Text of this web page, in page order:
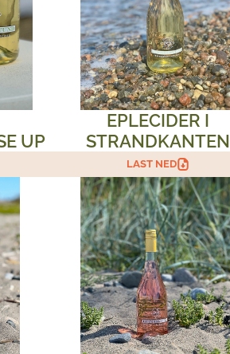
UP
EPLECIDER I
STRANDKANTEN
LAST NED